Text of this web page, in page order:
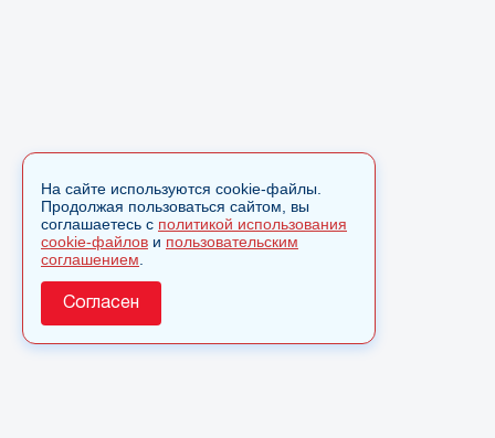
На сайте используются cookie-файлы.
Продолжая пользоваться сайтом, вы
соглашаетесь с политикой использования
cookie-файлов и пользовательским
соглашением
Согласен